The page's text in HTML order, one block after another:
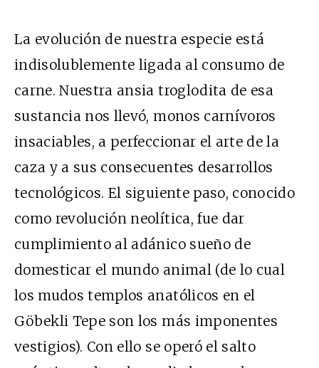
La evolución de nuestra especie está
indisolublemente ligada al consumo de
carne. Nuestra ansia troglodita de esa
sustancia nos llevó, monos carnívoros
insaciables, a perfeccionar el arte de la
caza y a sus consecuentes desarrollos
tecnológicos. El siguiente paso, conocido
como revolución neolítica, fue dar
cumplimiento al adánico sueño de
domesticar el mundo animal (de lo cual
los mudos templos anatólicos en el
Göbekli Tepe son los más imponentes
vestigios). Con ello se operó el salto